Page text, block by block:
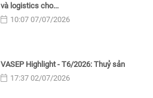
và logistics cho...
10:07 07/07/2026
VASEP Highlight - T6/2026: Thuỷ sản
17:37 02/07/2026